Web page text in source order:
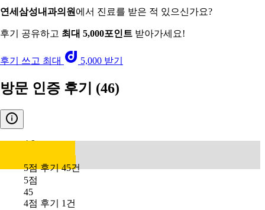
연세삼성내과의원 에서 진료를 받은 적 있으신가요?
후기 공유하고 최대 5,000포인트 받아가세요!
후기 쓰고 최대 5,000 받기
방문 인증 후기 (46)
4.9
5점 후기 45건
5점
45
4점 후기 1건